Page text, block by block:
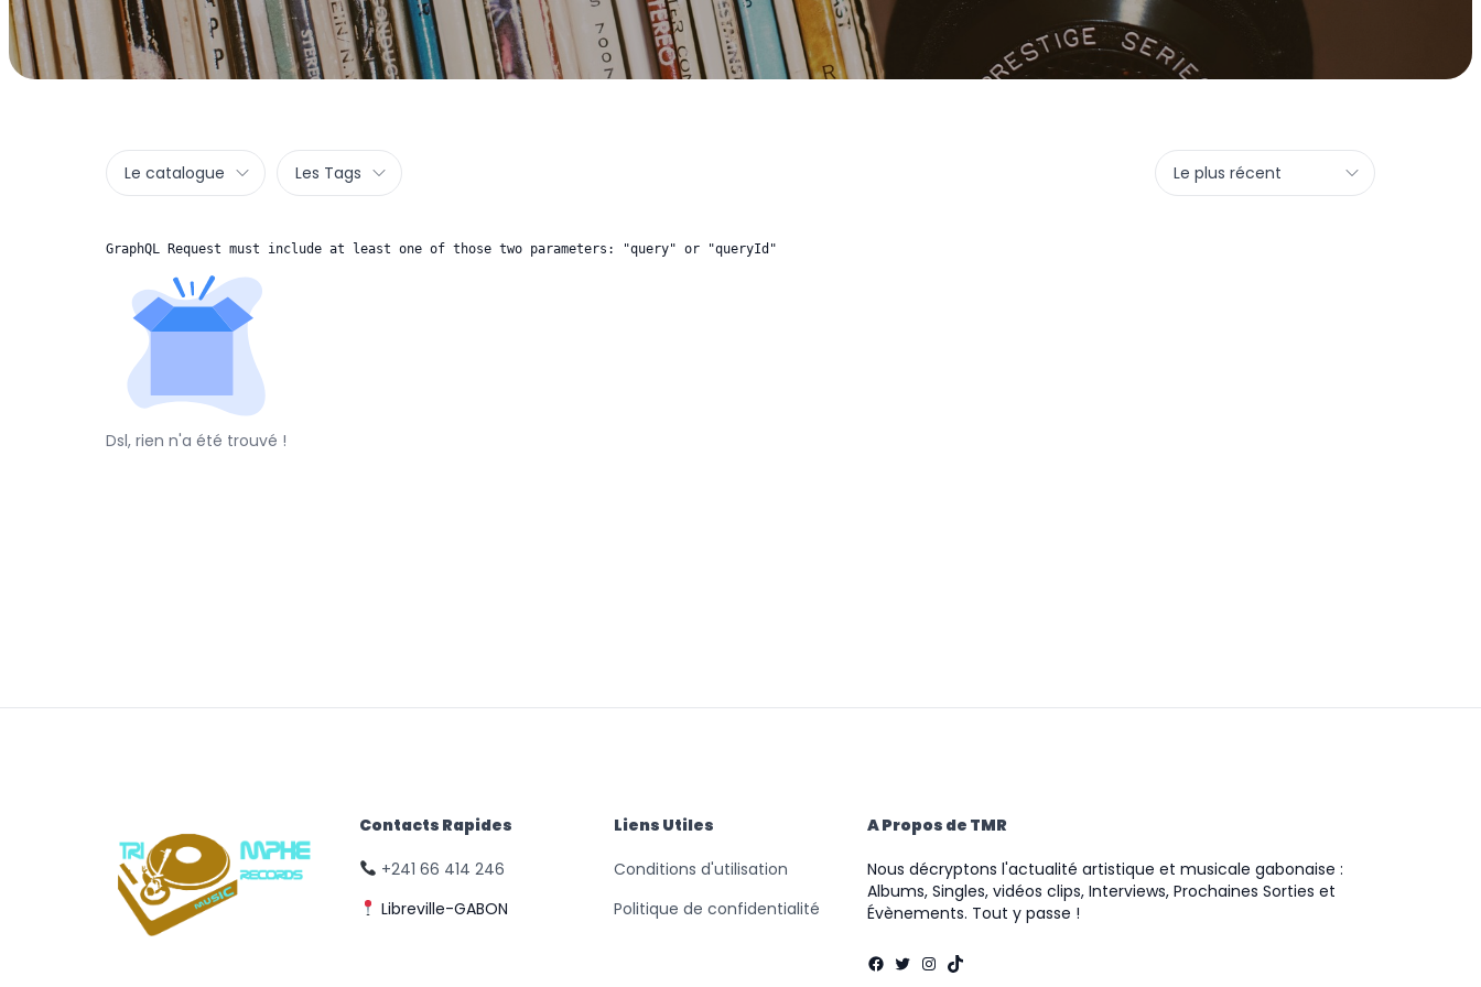
Le catalogue Les Tags Le plus récent
GraphQL Request must include at least one of those two parameters: "query" or "queryId"
Dsl, rien n'a été trouvé !
Contacts Rapides
+241 66 414 246
Libreville-GABON
Liens Utiles
Conditions d'utilisation
Politique de confidentialité
A Propos de TMR
Nous décryptons l'actualité artistique et musicale gabonaise :
Albums, Singles, vidéos clips, Interviews, Prochaines Sorties et
Évènements. Tout y passe !
Facebook
Twitter
Instagram
TikTok